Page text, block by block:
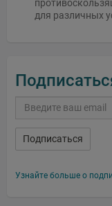
для различных
Подписаться
Узнайте больше о